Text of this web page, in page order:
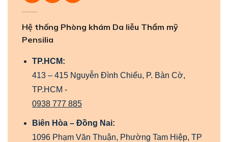
Hệ thống Phòng khám Da liễu Thẩm mỹ
Pensilia
TP.HCM:
413 – 415 Nguyễn Đình Chiểu, P. Bàn Cờ,
TP.HCM -
0938 777 885
Biên Hòa – Đồng Nai:
1096 Phạm Văn Thuận, Phường Tam Hiệp, TP